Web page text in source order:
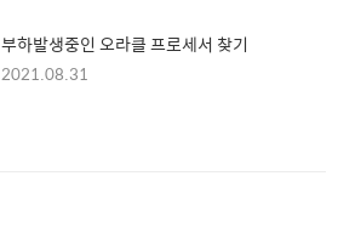
부하발생중인 오라클 프로세서 찾기
2021.08.31